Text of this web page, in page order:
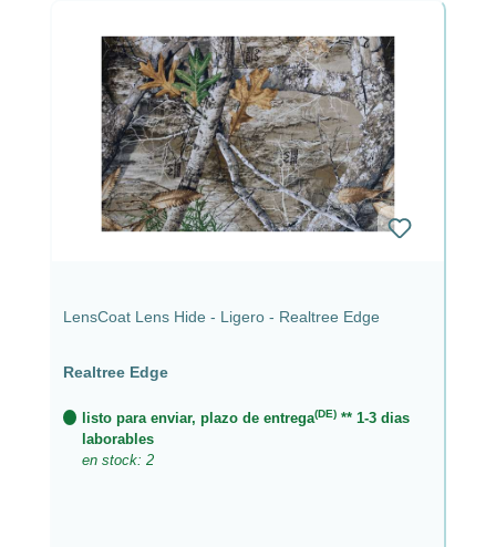
LensCoat Lens Hide - Ligero - Realtree Edge
Realtree Edge
listo para enviar, plazo de entrega(DE) ** 1-3 dias
laborables
en stock: 2